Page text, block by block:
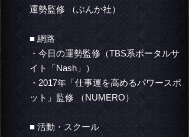
運勢監修 （ぶんか社）
■ 網路
・今日の運勢監修（TBS系ポータルサ
イト「Nash」）
・2017年「仕事運を高めるパワースポ
ット」監修 （NUMERO）
■ 活動・スクール